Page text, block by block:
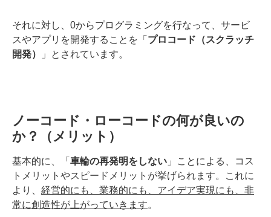
それに対し、0からプログラミングを行なって、サービ
スやアプリを開発することを「 プロコード（スクラッチ
開発）
」とされています。
ノーコード・ローコードの何が良いの
か？（メリット）
基本的に、「 車輪の再発明をしない 」ことによる、コス
トメリットやスピードメリットが挙げられます。これに
より、 経営的にも、業務的にも、アイデア実現にも、非
常に創造性が上がっていきます。